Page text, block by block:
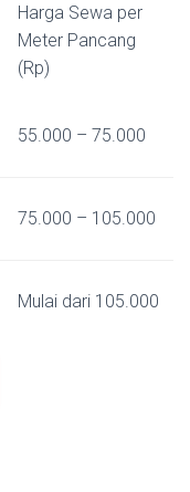
Harga Sewa per
Meter Pancang
(Rp)
55.000 – 75.000
75.000 – 105.000
Mulai dari 105.000